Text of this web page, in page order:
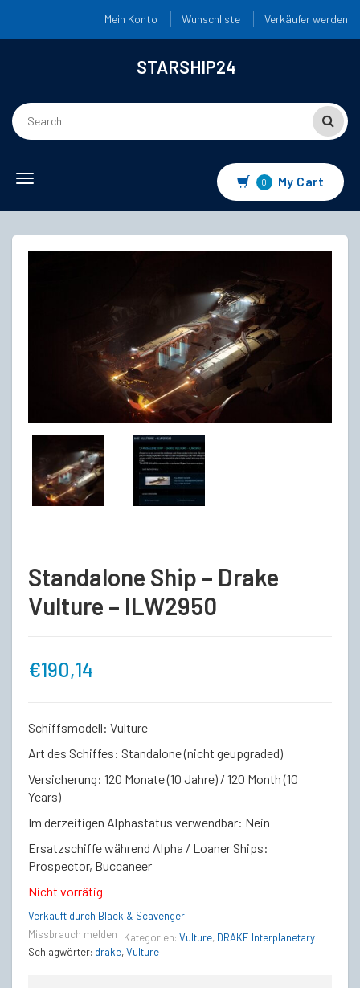
Mein Konto Wunschliste Verkäufer werden
STARSHIP24
Toggle
0 My Cart
Standalone Ship – Drake
Vulture – ILW2950
€190,14
Schiffsmodell: Vulture
Art des Schiffes: Standalone (nicht geupgraded)
Versicherung: 120 Monate (10 Jahre) / 120 Month (10
Years)
Im derzeitigen Alphastatus verwendbar: Nein
Ersatzschiffe während Alpha / Loaner Ships:
Prospector, Buccaneer
Nicht vorrätig
Verkauft durch Black & Scavenger
Missbrauch melden
Kategorien: Vulture, DRAKE Interplanetary
Schlagwörter: drake,Vulture